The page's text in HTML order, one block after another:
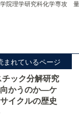
まれているページ
チック分解研究
かうのか―ケ
イクルの歴史